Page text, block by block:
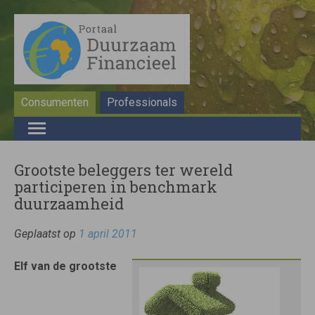
Consumenten Professionals
Grootste beleggers ter wereld
participeren in benchmark
duurzaamheid
Geplaatst op 1 april 2011
Elf van de grootste